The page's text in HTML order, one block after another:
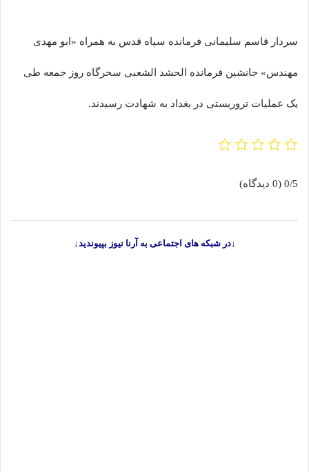
سردار قاسم سلیمانی فرمانده سپاه قدس به همراه «ابو مهدی
مهندس» جانشین فرمانده الحشد الشعبی سحرگاه روز جمعه طی
یک عملیات تروریستی در بغداد به شهادت رسیدند.
0/5 (0 دیدگاه)
↓در شبکه های اجتماعی به آرنا نیوز بپیوندید↓